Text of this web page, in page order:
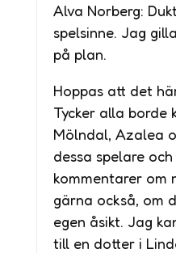
Alva Norberg:
spelsinne. Jag
på plan.
Hoppas att det
Tycker alla borde
Mölndal, Azalea
dessa spelare
kommentarer om
gärna också, om
egen åsikt. Jag
till en dotter i